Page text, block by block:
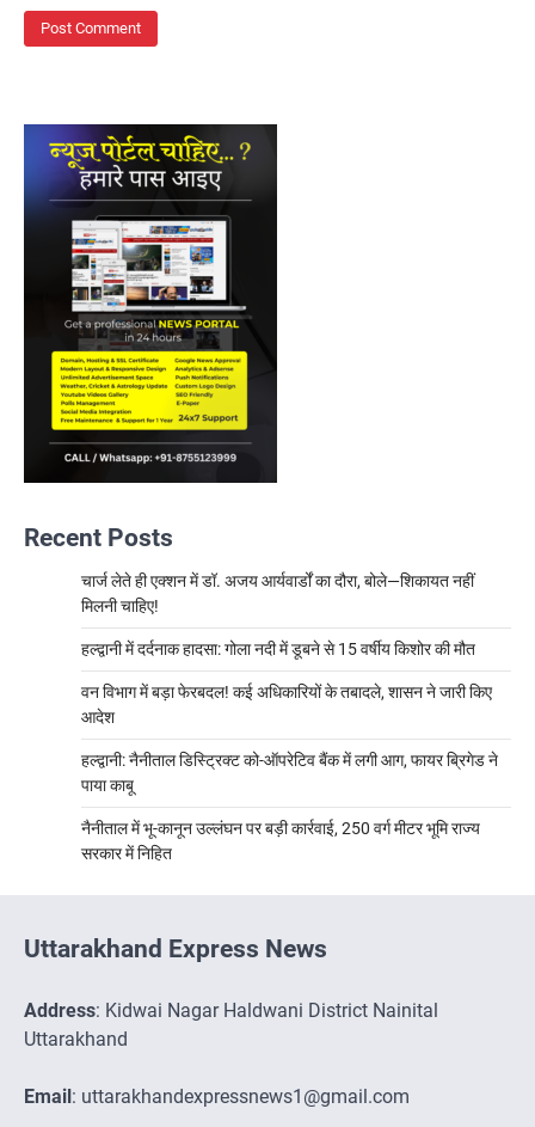
Recent Posts
चार्ज लेते ही एक्शन में डॉ. अजय आर्यवार्डों का दौरा, बोले—शिकायत नहीं
मिलनी चाहिए!
हल्द्वानी में दर्दनाक हादसा: गोला नदी में डूबने से 15 वर्षीय किशोर की मौत
वन विभाग में बड़ा फेरबदल! कई अधिकारियों के तबादले, शासन ने जारी किए
आदेश
हल्द्वानी: नैनीताल डिस्ट्रिक्ट को-ऑपरेटिव बैंक में लगी आग, फायर ब्रिगेड ने
पाया काबू
नैनीताल में भू-कानून उल्लंघन पर बड़ी कार्रवाई, 250 वर्ग मीटर भूमि राज्य
सरकार में निहित
Uttarakhand Express News
Address: Kidwai Nagar Haldwani District Nainital
Uttarakhand
Email: uttarakhandexpressnews1@gmail.com